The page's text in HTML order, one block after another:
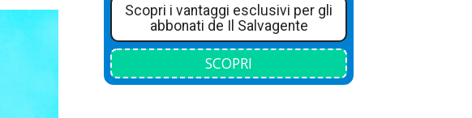
Scopri i vantaggi esclusivi per gli
abbonati de Il Salvagente
SCOPRI